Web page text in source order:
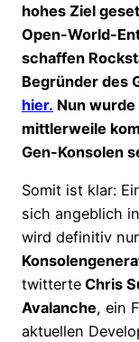
hohes Ziel
Open-World-
schaffen
Begründer des
hier. Nun
mittlerweile
Gen-Konsolen
Somit ist klar:
sich angeblich
wird definitiv
twitterte Chris
Avalanche, ein
aktuellen